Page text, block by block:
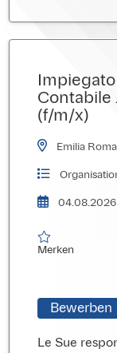
Contabile
(f/m/x)
Emilia
04.08.2026
Merken
Merken
Bewerben
Le Sue